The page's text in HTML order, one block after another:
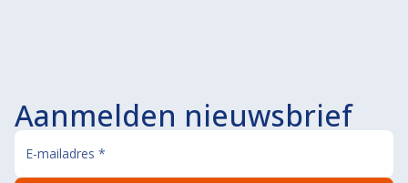
Aanmelden nieuwsbrief